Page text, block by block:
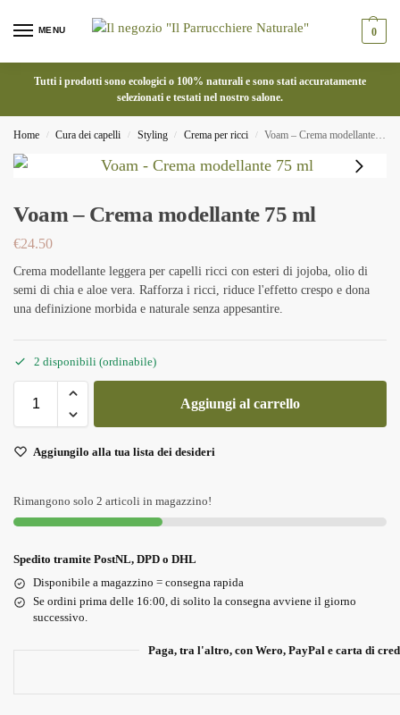
MENU 0
Tutti i prodotti sono ecologici o 100% naturali e sono stati accuratamente
selezionati e testati nel nostro salone.
Home / Cura dei capelli / Styling / Crema per ricci / Voam – Crema modellante 75 ml
Voam – Crema modellante 75 ml
€24.50
Crema modellante leggera per capelli ricci con esteri di jojoba, olio di
semi di chia e aloe vera. Rafforza i ricci, riduce l'effetto crespo e dona
una definizione morbida e naturale senza appesantire.
2 disponibili (ordinabile)
Aggiungi al carrello
Aggiungilo alla tua lista dei desideri
Rimangono solo 2 articoli in magazzino!
Spedito tramite PostNL, DPD o DHL
Disponibile a magazzino = consegna rapida
Se ordini prima delle 16:00, di solito la consegna avviene il giorno
successivo.
Paga, tra l'altro, con Wero, PayPal e carta di